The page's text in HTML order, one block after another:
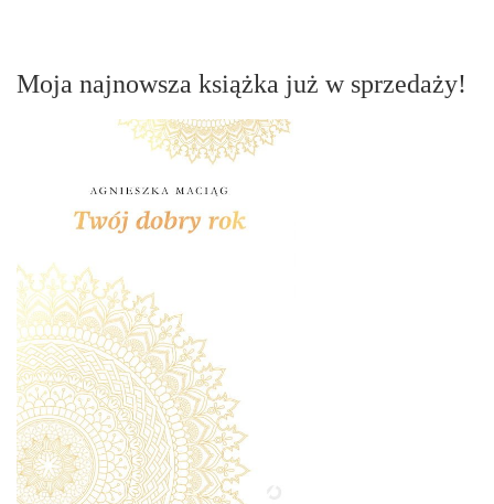
Moja najnowsza książka już w sprzedaży!